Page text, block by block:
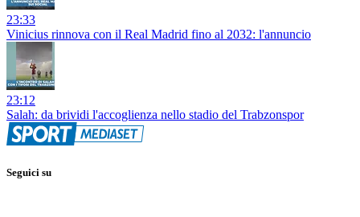
23:33
Vinicius rinnova con il Real Madrid fino al 2032: l'annuncio
23:12
Salah: da brividi l'accoglienza nello stadio del Trabzonspor
Seguici su